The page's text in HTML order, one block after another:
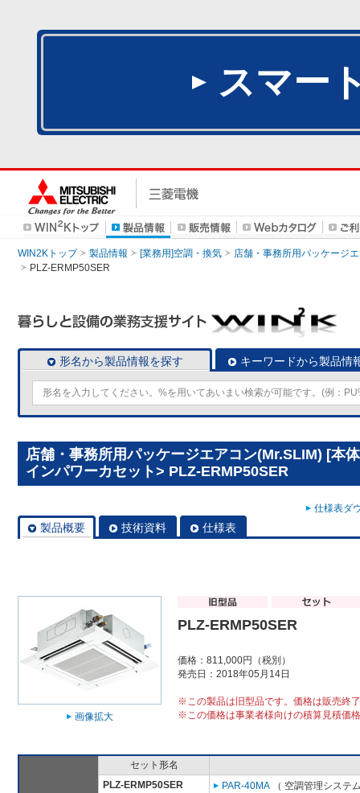
スマー
WIN2Kトップ 製品情報 [業務用]空調・換気
店舗・事務所用パッケージ
PLZ-ERMP50SER
形名から製品情報を探す キーワードから製品情
店舗・事務所用パッケージエアコン(Mr.SLIM) [本
インパワーカセット> PLZ-ERMP50SER
仕様表ダ
製品概要 技術資料 仕様表
画像拡大
PLZ-ERMP50SER
価格：811,000円（税別）
発売日：2018年05月14日
※この製品は旧型品です。価格は販売終
※この価格は事業者様向けの積算見積価
セット形名
PLZ-ERMP50SER
PAR-40MA （ 空調管理システ